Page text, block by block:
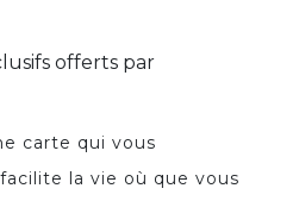
offerts par
carte qui vous
la vie où que vous